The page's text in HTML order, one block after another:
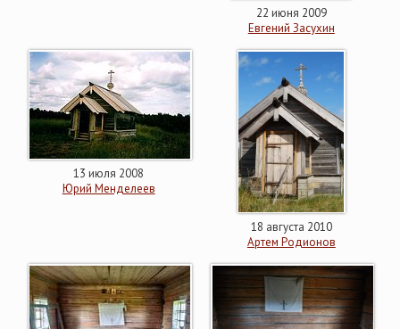
22 июня 2009
Евгений Засухин
13 июля 2008
Юрий Менделеев
18 августа 2010
Артем Родионов